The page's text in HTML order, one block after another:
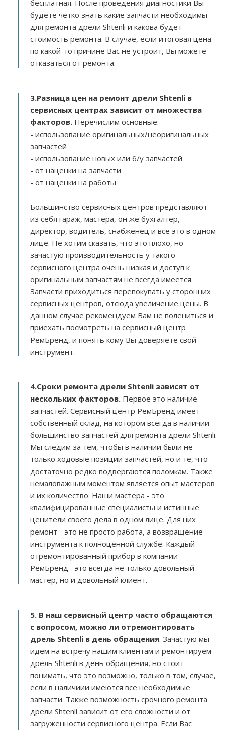
бесплатная. После проведения диагностики Вы
будете четко знать какие запчасти необходимы
для ремонта дрели Shtenli и какова будет
стоимость ремонта. В случае, если итоговая цена
по какой-то причине Вас не устроит, Вы можете
отказаться от ремонта.
3.Разница цен на ремонт дрели Shtenli в
сервисных центрах зависит от множества
факторов. Перечислим основные:
- использование оригинальных/неоригинальных
запчастей
- использование новых или б/у запчастей
- от наценки на запчасти
- от наценки на работы
Большинство сервисных центров представляют
из себя гараж, мастера, он же бухгалтер,
директор, водитель, снабженец и все это в одном
лице. Не хотим сказать, что это плохо, но
зачастую производительность у такого
сервисного центра очень низкая и доступ к
оригинальным запчастям не всегда имеется.
Запчасти приходиться перепокупать у сторонних
сервисных центров, отсюда увеличение цены. В
данном случае рекомендуем Вам не полениться и
приехать посмотреть на сервисный центр
РемБренд, и понять кому Вы доверяете свой
инструмент.
4.Сроки ремонта дрели Shtenli зависят от
нескольких факторов. Первое это наличие
запчастей. Сервисный центр РемБренд имеет
собственный склад, на котором всегда в наличии
большинство запчастей для ремонта дрели Shtenli.
Мы следим за тем, чтобы в наличии были не
только ходовые позиции запчастей, но и те, что
достаточно редко подвергаются поломкам. Также
немаловажным моментом является опыт мастеров
и их количество. Наши мастера - это
квалифицированные специалисты и истинные
ценители своего дела в одном лице. Для них
ремонт - это не просто работа, а возвращение
инструмента к полноценной службе. Каждый
отремонтированный прибор в компании
РемБренд– это всегда не только довольный
мастер, но и довольный клиент.
5. В наш сервисный центр часто обращаются
с вопросом, можно ли отремонтировать
дрель Shtenli в день обращения. Зачастую мы
идем на встречу нашим клиентам и ремонтируем
дрель Shtenli в день обращения, но стоит
понимать, что это возможно, только в том, случае,
если в наличиии имеются все необходимые
запчасти. Также возможность срочного ремонта
дрели Shtenli зависит от его сложности и от
загруженности сервисного центра. Если Вас